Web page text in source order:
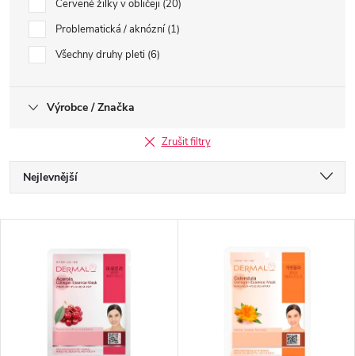
Červené žilky v obličeji 20
Problematická / aknózní 1
Všechny druhy pleti 6
Výrobce / Značka
Zrušit filtry
Ř
a
Nejlevnější
Abecedně